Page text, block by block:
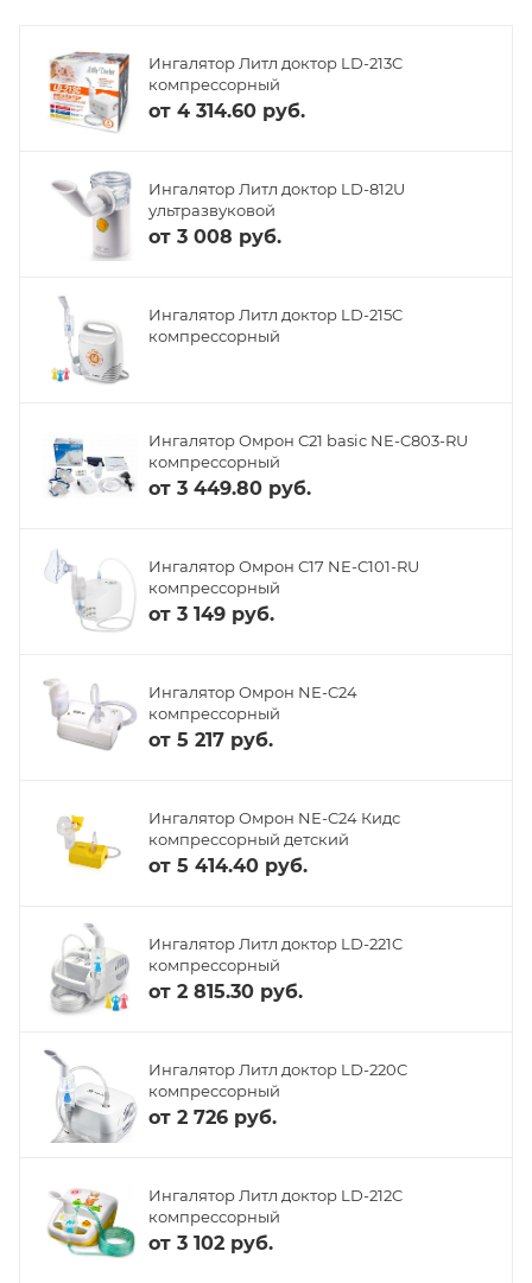
Ингалятор Литл доктор LD-213C
компрессорный
от 4 314.60 руб.
Ингалятор Литл доктор LD-812U
ультразвуковой
от 3 008 руб.
Ингалятор Литл доктор LD-215C
компрессорный
Ингалятор Омрон С21 basic NE-C803-RU
компрессорный
от 3 449.80 руб.
Ингалятор Омрон С17 NE-C101-RU
компрессорный
от 3 149 руб.
Ингалятор Омрон NE-C24
компрессорный
от 5 217 руб.
Ингалятор Омрон NE-C24 Кидс
компрессорный детский
от 5 414.40 руб.
Ингалятор Литл доктор LD-221C
компрессорный
от 2 815.30 руб.
Ингалятор Литл доктор LD-220C
компрессорный
от 2 726 руб.
Ингалятор Литл доктор LD-212C
компрессорный
от 3 102 руб.